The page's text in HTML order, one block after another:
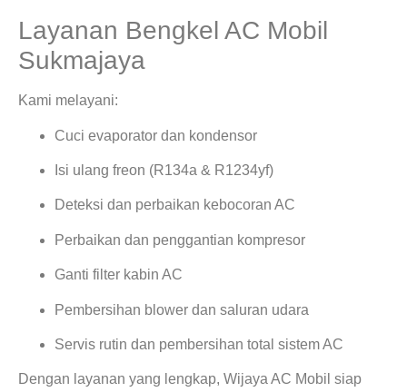
Layanan Bengkel AC Mobil
Sukmajaya
Kami melayani:
Cuci evaporator dan kondensor
Isi ulang freon (R134a & R1234yf)
Deteksi dan perbaikan kebocoran AC
Perbaikan dan penggantian kompresor
Ganti filter kabin AC
Pembersihan blower dan saluran udara
Servis rutin dan pembersihan total sistem AC
Dengan layanan yang lengkap, Wijaya AC Mobil siap